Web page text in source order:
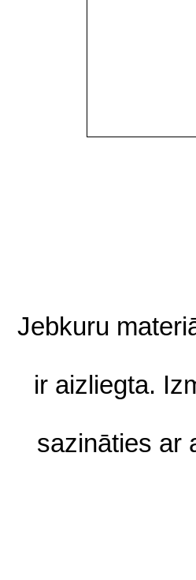
Jebkuru
ir aizliegta.
sazināties ar